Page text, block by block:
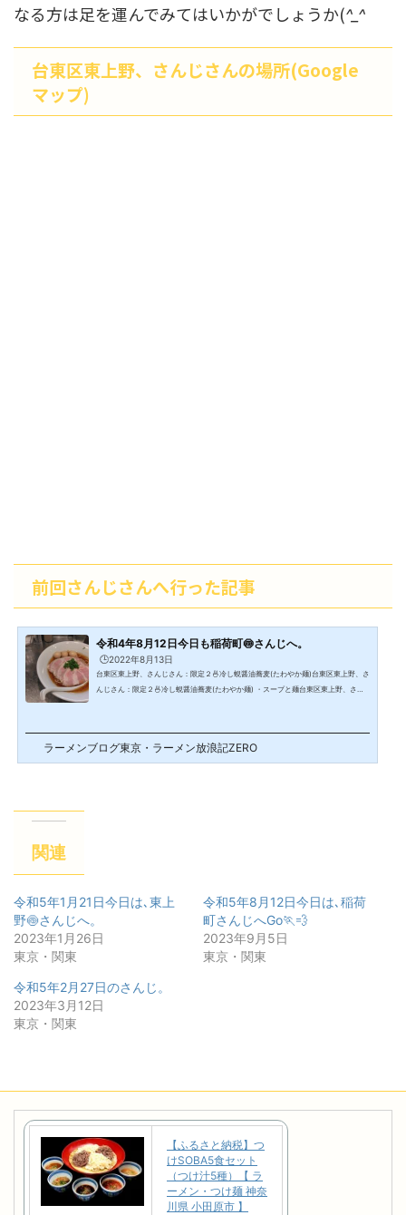
なる方は足を運んでみてはいかがでしょうか(^_^
台東区東上野、さんじさんの場所(Google
マップ)
前回さんじさんへ行った記事
令和4年8月12日今日も稲荷町🍥さんじへ。
🕒️2022年8月13日
台東区東上野、さんじさん：限定２🍜冷し蜆醤油蕎麦(たわやか麺)台東区東上野、さ
んじさん：限定２🍜冷し蜆醤油蕎麦(たわやか麺) ・スープと麺台東区東上野、さん
ラーメンブログ東京・ラーメン放浪記ZERO
関連
令和5年1月21日今日は､東上
野🍥さんじへ。
2023年1月26日
東京・関東
令和5年8月12日今日は､稲荷
町さんじへGo🏃💨
2023年9月5日
東京・関東
令和5年2月27日のさんじ。
2023年3月12日
東京・関東
【ふるさと納税】つ
けSOBA5食セット
（つけ汁5種）【 ラ
ーメン・つけ麺 神奈
川県 小田原市 】